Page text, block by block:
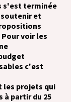
s'est terminée
soutenir et
dans un nouvel
Pour voir les
c'est
les projets qui
à partir du 25